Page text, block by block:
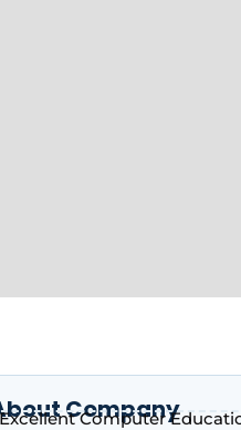
Company
Computer